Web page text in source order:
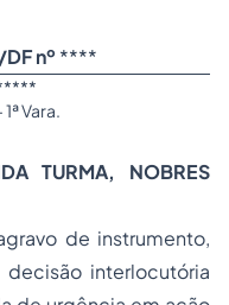
nº****
Vara.
TURMA, NOBRES
de instrumento,
interlocutória